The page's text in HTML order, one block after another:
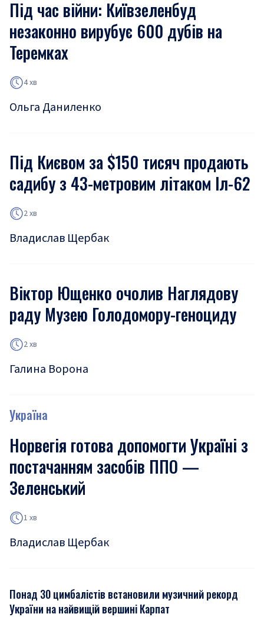
Під час війни: Київзеленбуд
незаконно вирубує 600 дубів на
Теремках
4 хв
Ольга Даниленко
Під Києвом за $150 тисяч продають
садибу з 43-метровим літаком Іл-62
2 хв
Владислав Щербак
Віктор Ющенко очолив Наглядову
раду Музею Голодомору-геноциду
2 хв
Галина Ворона
Україна
Норвегія готова допомогти Україні з
постачанням засобів ППО —
Зеленський
1 хв
Владислав Щербак
Понад 30 цимбалістів встановили музичний рекорд
України на найвищій вершині Карпат